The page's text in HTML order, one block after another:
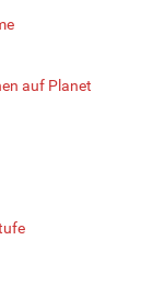
auf Planet